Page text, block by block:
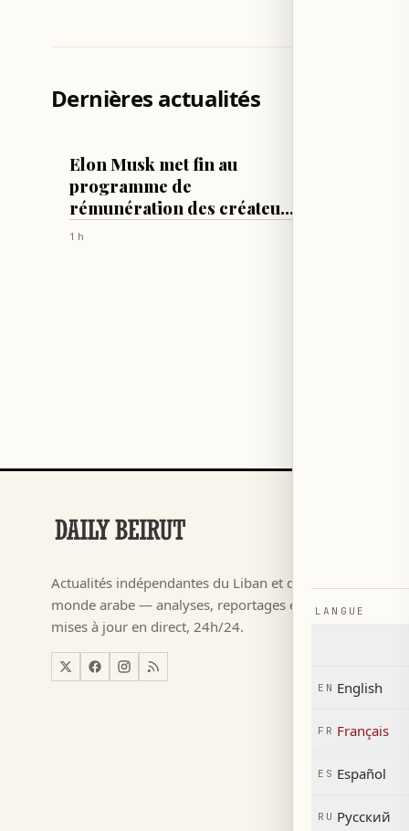
Dernières actualités
TECH & SCIENCES
Elon Musk met fin au
programme de
rémunération des créateurs
sur X
1 h
Actualités indépendantes du Liban et du
monde arabe — analyses, reportages et
mises à jour en direct, 24h/24.
٢٠٢٦
→ Actualités
Monde
LANGUE
EN English
FR Français
ES Español
RU Русский